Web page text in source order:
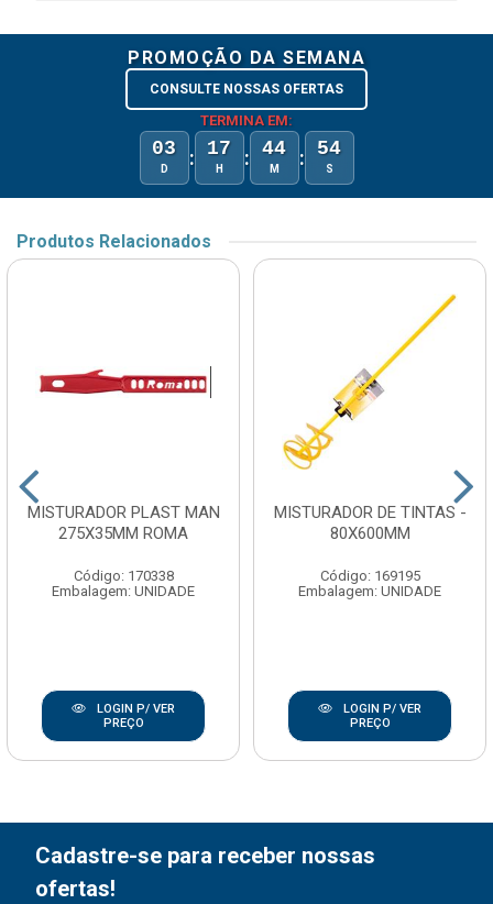
PROMOÇÃO DA SEMANA
CONSULTE NOSSAS OFERTAS
TERMINA EM:
03
D : 17
H : 44
M : 54
S
Produtos Relacionados
MISTURADOR PLAST MAN
275X35MM ROMA
Código: 170338
Embalagem: UNIDADE
LOGIN P/ VER
PREÇO
MISTURADOR DE TINTAS -
80X600MM
Código: 169195
Embalagem: UNIDADE
LOGIN P/ VER
PREÇO
Cadastre-se para receber nossas
ofertas!